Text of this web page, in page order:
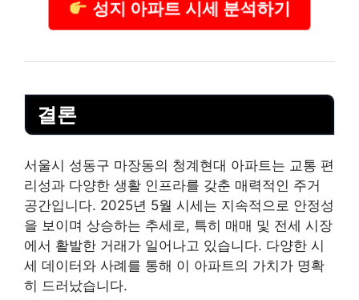
성지 아파트 시세 분석하기
결론
서울시 성동구 마장동의 청계현대 아파트는 교통 편
리성과 다양한 생활 인프라를 갖춘 매력적인 주거
공간입니다. 2025년 5월 시세는 지속적으로 안정성
을 보이며 상승하는 추세로, 특히 매매 및 전세 시장
에서 활발한 거래가 일어나고 있습니다. 다양한 시
세 데이터와 사례를 통해 이 아파트의 가치가 명확
히 드러났습니다.